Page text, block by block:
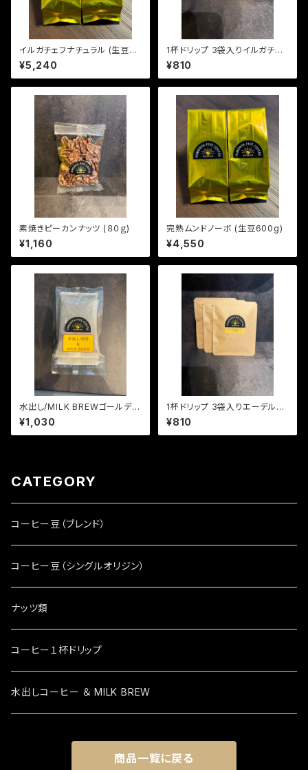
イルガチェフナチュラル (生豆60
0g)
¥5,240
1杯ドリップ 3袋入りイルガチェ
フナチュラル (やや浅煎り)
¥810
素焼きピーカンナッツ (８０ｇ)
¥1,160
完熟ムンドノーボ (生豆600g)
¥4,550
水出し/MILK BREWゴールデン
¥1,030
1杯ドリップ 3袋入りエーデルワ
イス (マイルド)
¥810
CATEGORY
コーヒー豆（ブレンド）
コーヒー豆（シングルオリジン）
ナッツ類
コーヒー１杯ドリップ
水出しコーヒー ＆ MILK BREW
商品一覧に戻る